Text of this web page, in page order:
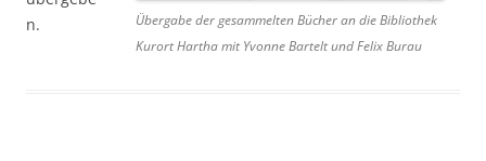
Übergabe der gesammelten Bücher an die Bibliothek
Kurort Hartha mit Yvonne Bartelt und Felix Burau
n.